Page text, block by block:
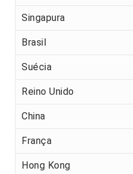
Singapura
Brasil
Suécia
Reino Unido
China
França
Hong Kong